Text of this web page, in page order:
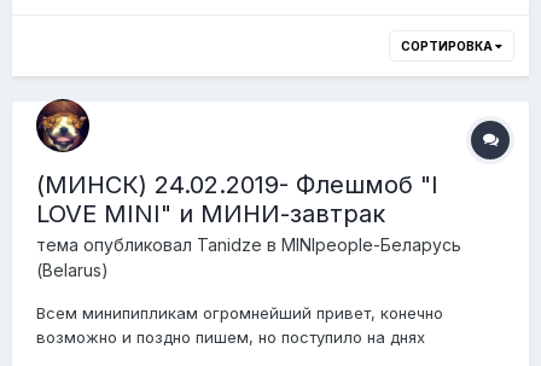
СОРТИРОВКА
(МИНСК) 24.02.2019- Флешмоб "I
LOVE MINI" и МИНИ-завтрак
тема опубликовал Tanidze в MINIpeople-Беларусь
(Belarus)
Всем минипипликам огромнейший привет, конечно
возможно и поздно пишем, но поступило на днях